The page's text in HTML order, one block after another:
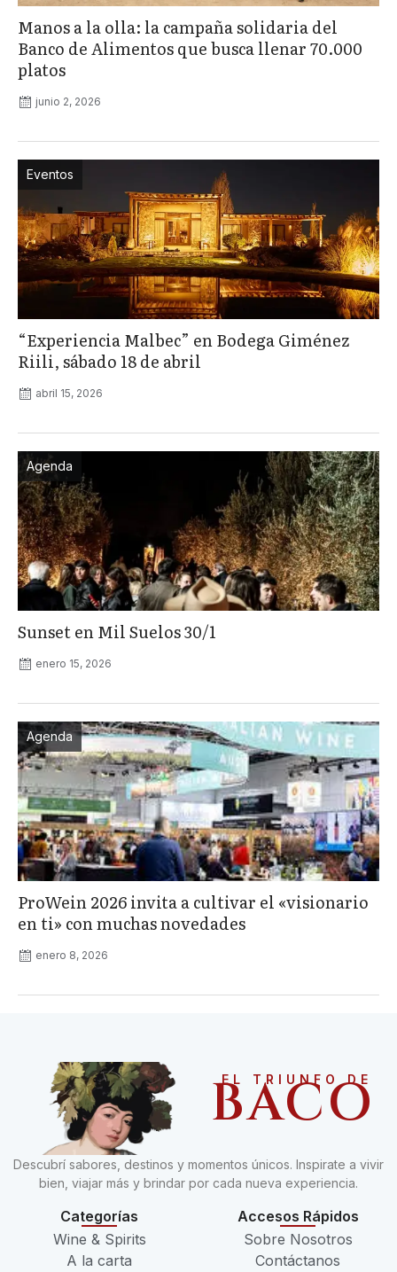
Manos a la olla: la campaña solidaria del
Banco de Alimentos que busca llenar 70.000
platos
junio 2, 2026
Eventos
“Experiencia Malbec” en Bodega Giménez
Riili, sábado 18 de abril
abril 15, 2026
Agenda
Sunset en Mil Suelos 30/1
enero 15, 2026
Agenda
ProWein 2026 invita a cultivar el «visionario
en ti» con muchas novedades
enero 8, 2026
EL TRIUNFO DE
BACO
Descubrí sabores, destinos y momentos únicos. Inspirate a vivir
bien, viajar más y brindar por cada nueva experiencia.
Categorías
Wine & Spirits
A la carta
Accesos Rápidos
Sobre Nosotros
Contáctanos